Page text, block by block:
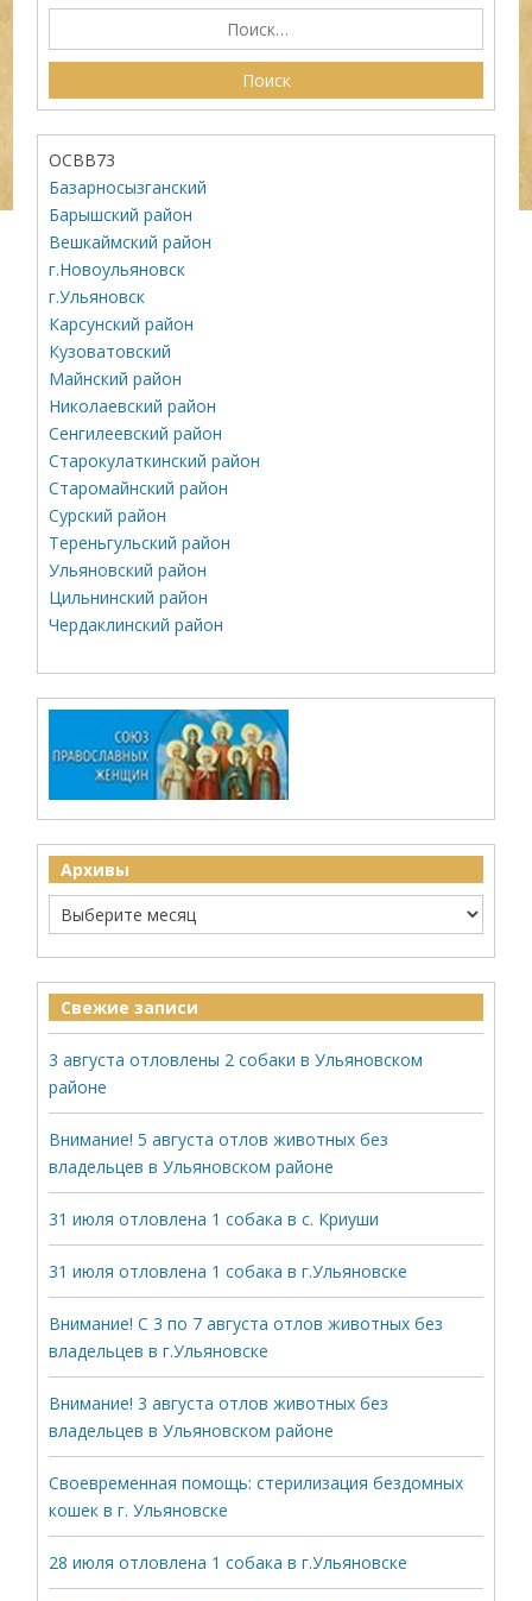
ОСВВ73
Базарносызганский
Барышский район
Вешкаймский район
г.Новоульяновск
г.Ульяновск
Карсунский район
Кузоватовский
Майнский район
Николаевский район
Сенгилеевский район
Старокулаткинский район
Старомайнский район
Сурский район
Тереньгульский район
Ульяновский район
Цильнинский район
Чердаклинский район
Архивы
Свежие записи
3 августа отловлены 2 собаки в Ульяновском
районе
Внимание! 5 августа отлов животных без
владельцев в Ульяновском районе
31 июля отловлена 1 собака в с. Криуши
31 июля отловлена 1 собака в г.Ульяновске
Внимание! С 3 по 7 августа отлов животных без
владельцев в г.Ульяновске
Внимание! 3 августа отлов животных без
владельцев в Ульяновском районе
Своевременная помощь: стерилизация бездомных
кошек в г. Ульяновске
28 июля отловлена 1 собака в г.Ульяновске